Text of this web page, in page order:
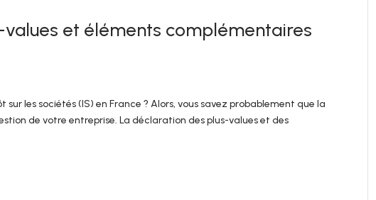
values et éléments complémentaires
sur les sociétés (IS) en France ? Alors, vous savez probablement que la
de votre entreprise. La déclaration des plus-values et des